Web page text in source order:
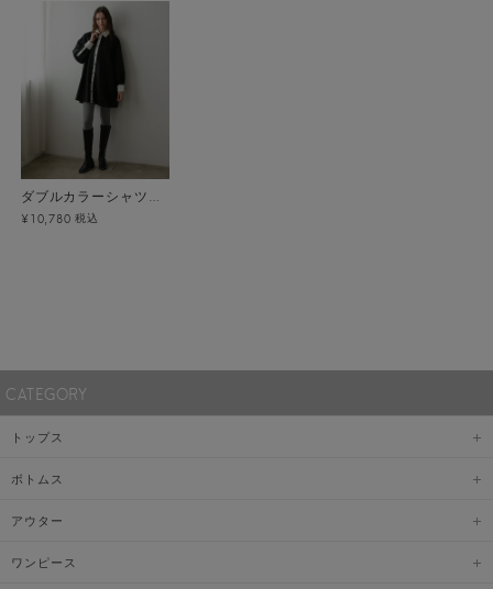
ダブルカラーシャツワンピース
¥10,780 税込
CATEGORY
トップス
ボトムス
アウター
ワンピース